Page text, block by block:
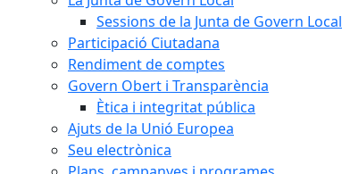
Sessions de la Junta de Govern Local
Participació Ciutadana
Rendiment de comptes
Govern Obert i Transparència
Ètica i integritat pública
Ajuts de la Unió Europea
Seu electrònica